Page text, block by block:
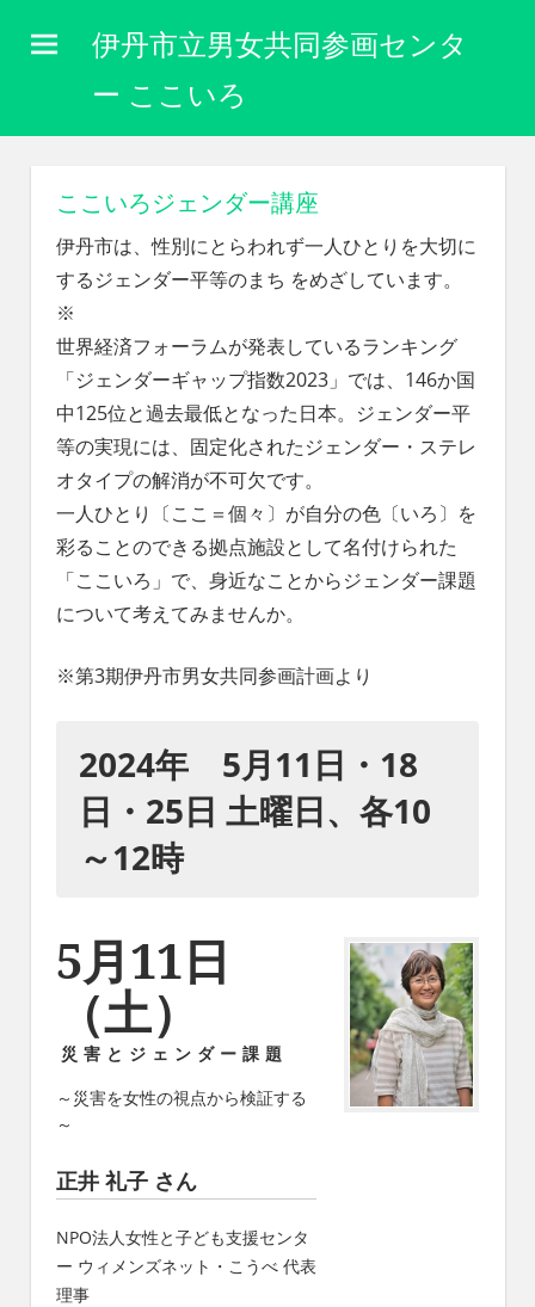
伊丹市立男女共同参画センタ
ー ここいろ
関
わ
り
な
自
ら
し
く
生
き
ら
れ
る
会
次
に
き
ぐ
な
ま
ち
へ
ここいろジェンダー講座
伊丹市は、性別にとらわれず一人ひとりを大切に
するジェンダー平等のまち をめざしています。
※
世界経済フォーラムが発表しているランキング
「ジェンダーギャップ指数2023」では、146か国
中125位と過去最低となった日本。ジェンダー平
等の実現には、固定化されたジェンダー・ステレ
オタイプの解消が不可欠です。
一人ひとり〔ここ＝個々〕が自分の色〔いろ〕を
彩ることのできる拠点施設として名付けられた
「ここいろ」で、身近なことからジェンダー課題
について考えてみませんか。
※第3期伊丹市男女共同参画計画より
2024年 5月11日・18
日・25日 土曜日、各10
～12時
5月11日
（土）
災害とジェンダー課題
～災害を女性の視点から検証する
～
正井 礼子 さん
NPO法人女性と子ども支援センタ
ー ウィメンズネット・こうべ 代表
理事